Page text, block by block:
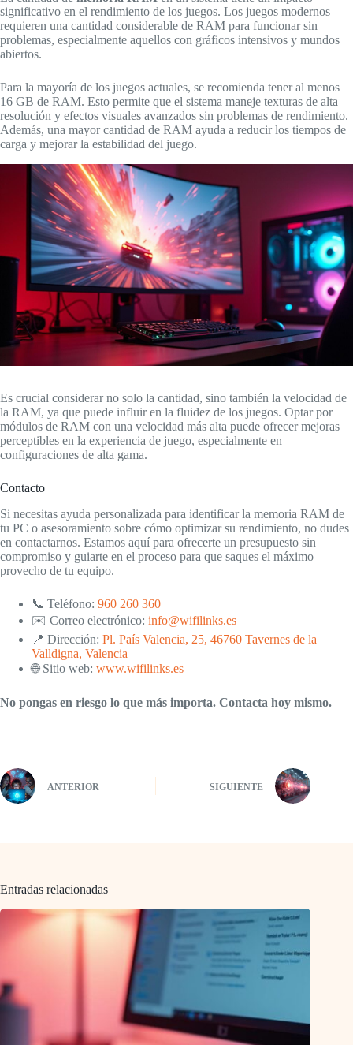
significativo en el rendimiento de los juegos. Los juegos modernos
requieren una cantidad considerable de RAM para funcionar sin
problemas, especialmente aquellos con gráficos intensivos y mundos
abiertos.
Para la mayoría de los juegos actuales, se recomienda tener al menos
16 GB de RAM. Esto permite que el sistema maneje texturas de alta
resolución y efectos visuales avanzados sin problemas de rendimiento.
Además, una mayor cantidad de RAM ayuda a reducir los tiempos de
carga y mejorar la estabilidad del juego.
Es crucial considerar no solo la cantidad, sino también la velocidad de
la RAM, ya que puede influir en la fluidez de los juegos. Optar por
módulos de RAM con una velocidad más alta puede ofrecer mejoras
perceptibles en la experiencia de juego, especialmente en
configuraciones de alta gama.
Contacto
Si necesitas ayuda personalizada para identificar la memoria RAM de
tu PC o asesoramiento sobre cómo optimizar su rendimiento, no dudes
en contactarnos. Estamos aquí para ofrecerte un presupuesto sin
compromiso y guiarte en el proceso para que saques el máximo
provecho de tu equipo.
📞 Teléfono: 960 260 360
✉️ Correo electrónico: info@wifilinks.es
📍 Dirección: Pl. País Valencia, 25, 46760 Tavernes de la
Valldigna, Valencia
🌐 Sitio web: www.wifilinks.es
No pongas en riesgo lo que más importa. Contacta hoy mismo.
ANTERIOR SIGUIENTE
Entradas relacionadas